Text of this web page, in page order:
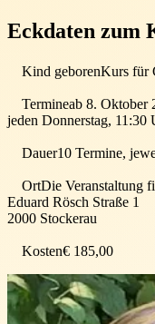
Eckdaten zum
Kind geborenKurs für
Termineab 8. Oktober
jeden Donnerstag, 11:30
Dauer10 Termine,
OrtDie Veranstaltung
Eduard Rösch Straße 1
2000 Stockerau
Kosten€ 185,00